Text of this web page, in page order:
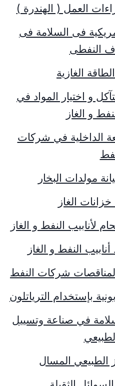
العمل ( الهندرة )
فى السلامة فى
النفطى
الغازية
و اختيار المواد في
و الغاز
الداخلية في شركات
مولدات البخار
الغاز
لأنابيب النفط و الغاز
النفط و الغاز
لمناقصات شركات النفط
بإستخدام الترياتلون
في صناعة وتسييل
الطبيعي المسال